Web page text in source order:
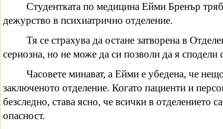
Студентката по медицина Ейми Бренър
дежурство в психиатрично отделение.
Тя се страхува да остане затворена в
сериозна, но не може да си позволи да я сподели
Часовете минават, а Ейми е убедена, че
заключеното отделение. Когато пациенти и
безследно, става ясно, че всички в отделението
опасност.